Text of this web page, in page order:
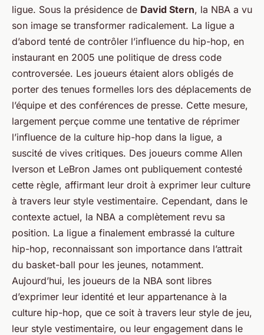
ligue. Sous la présidence de David Stern, la NBA a vu
son image se transformer radicalement. La ligue a
d’abord tenté de contrôler l’influence du hip-hop, en
instaurant en 2005 une politique de dress code
controversée. Les joueurs étaient alors obligés de
porter des tenues formelles lors des déplacements de
l’équipe et des conférences de presse. Cette mesure,
largement perçue comme une tentative de réprimer
l’influence de la culture hip-hop dans la ligue, a
suscité de vives critiques. Des joueurs comme Allen
Iverson et LeBron James ont publiquement contesté
cette règle, affirmant leur droit à exprimer leur culture
à travers leur style vestimentaire. Cependant, dans le
contexte actuel, la NBA a complètement revu sa
position. La ligue a finalement embrassé la culture
hip-hop, reconnaissant son importance dans l’attrait
du basket-ball pour les jeunes, notamment.
Aujourd’hui, les joueurs de la NBA sont libres
d’exprimer leur identité et leur appartenance à la
culture hip-hop, que ce soit à travers leur style de jeu,
leur style vestimentaire, ou leur engagement dans le